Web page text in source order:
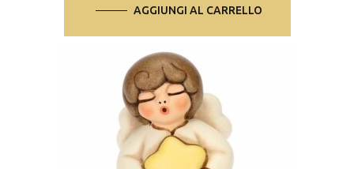
AGGIUNGI AL CARRELLO